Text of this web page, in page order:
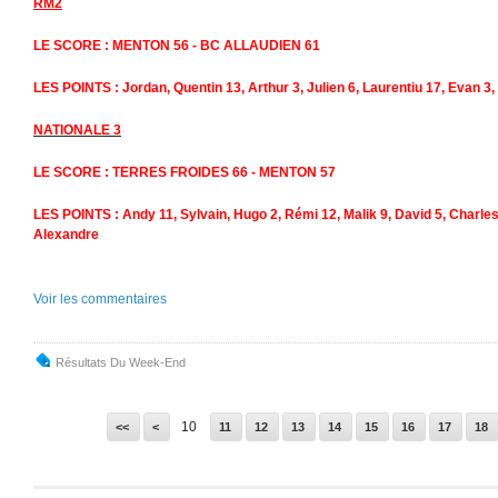
RM2
LE SCORE : MENTON 56 - BC ALLAUDIEN 61
LES POINTS : Jordan, Quentin 13, Arthur 3, Julien 6, Laurentiu 17, Evan
NATIONALE 3
LE SCORE : TERRES FROIDES 66 - MENTON 57
LES POINTS : Andy 11, Sylvain, Hugo 2, Rémi 12, Malik 9, David 5,
Alexandre
Voir les commentaires
Résultats Du Week-End
<< < 10 11 12 13 14 15 16 17 18